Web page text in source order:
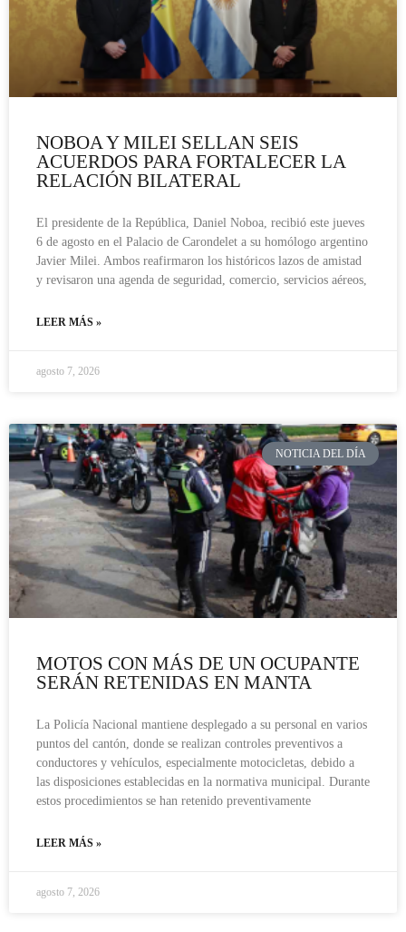
NOBOA Y MILEI SELLAN SEIS
ACUERDOS PARA FORTALECER LA
RELACIÓN BILATERAL
El presidente de la República, Daniel Noboa, recibió este jueves
6 de agosto en el Palacio de Carondelet a su homólogo argentino
Javier Milei. Ambos reafirmaron los históricos lazos de amistad
y revisaron una agenda de seguridad, comercio, servicios aéreos,
LEER MÁS »
agosto 7, 2026
NOTICIA DEL DÍA
MOTOS CON MÁS DE UN OCUPANTE
SERÁN RETENIDAS EN MANTA
La Policía Nacional mantiene desplegado a su personal en varios
puntos del cantón, donde se realizan controles preventivos a
conductores y vehículos, especialmente motocicletas, debido a
las disposiciones establecidas en la normativa municipal. Durante
estos procedimientos se han retenido preventivamente
LEER MÁS »
agosto 7, 2026